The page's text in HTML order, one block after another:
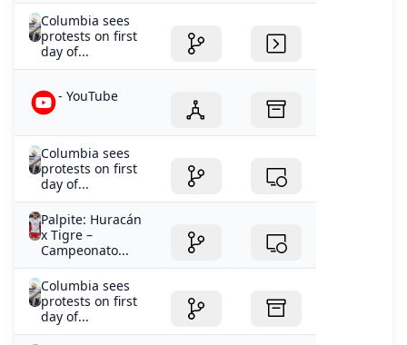
- YouTube
Columbia sees
protests on first
day of...
Palpite: Huracán
x Tigre –
Campeonato...
Columbia sees
protests on first
day of...
River Plate
Resultados
estadísticas y...